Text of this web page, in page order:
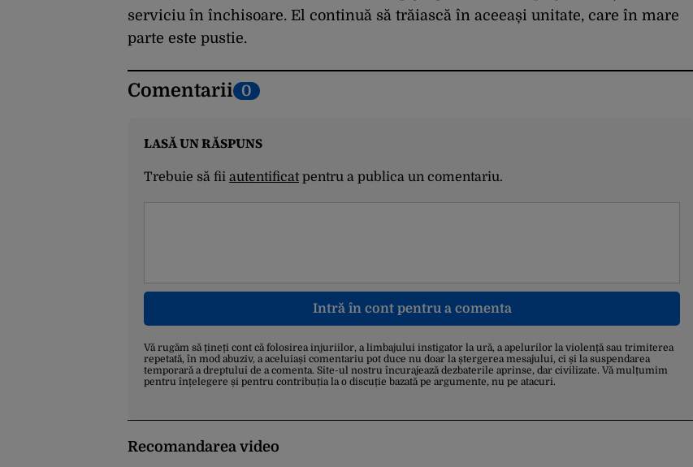
serviciu în închisoare. El continuă să trăiască în aceeași unitate, care în mare
parte este pustie.
Comentarii 0
LASĂ UN RĂSPUNS
Trebuie să fii autentificatpentru a publica un comentariu.
Intră în cont pentru a comenta
Vă rugăm să țineți cont că folosirea injuriilor, a limbajului instigator la ură, a apelurilor la violență sau trimiterea
repetată, în mod abuziv, a aceluiași comentariu pot duce nu doar la ștergerea mesajului, ci și la suspendarea
temporară a dreptului de a comenta. Site-ul nostru încurajează dezbaterile aprinse, dar civilizate. Vă mulțumim
pentru înțelegere și pentru contribuția la o discuție bazată pe argumente, nu pe atacuri.
Recomandarea video